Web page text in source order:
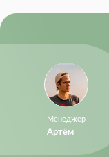
Менеджер
Артём